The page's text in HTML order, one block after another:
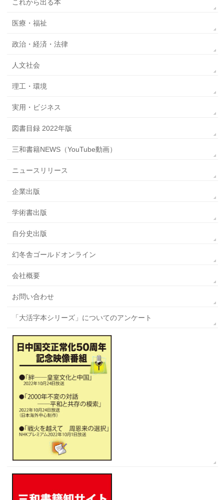
これから出る本
医療・福祉
政治・経済・法律
人文社会
理工・環境
実用・ビジネス
図書目録 2022年版
三和書籍NEWS（YouTube動画）
ニュースリリース
企業出版
学術書出版
自分史出版
幻冬舎ゴールドオンライン
会社概要
お問い合わせ
「大活字本シリーズ」についてのアンケート